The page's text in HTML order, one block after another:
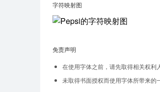
字符映射图
免责声明
在使用字体之前，请先取得相关权利
未取得书面授权而使用字体所带来的